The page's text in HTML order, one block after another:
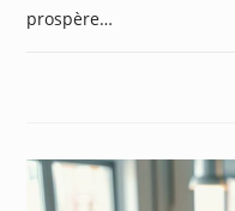
prospère…